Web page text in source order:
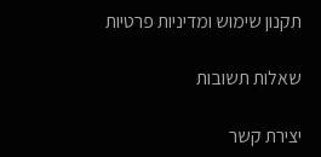
תקנון שימוש ומדיניות פרטיות
שאלות תשובות
יצירת קשר